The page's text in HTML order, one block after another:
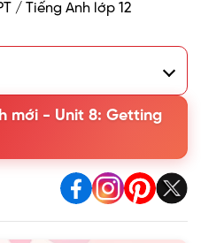
/ Tiếng Anh lớp 12
and decide whether the
(F).
with their meanings.
using the information
mới - Unit 8: Getting